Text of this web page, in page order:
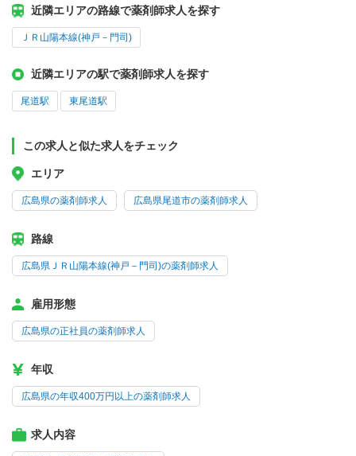
近隣エリアの路線で薬剤師求人を探す
ＪＲ山陽本線(神戸－門司)
近隣エリアの駅で薬剤師求人を探す
尾道駅 東尾道駅
この求人と似た求人をチェック
エリア
広島県の薬剤師求人 広島県尾道市の薬剤師求人
路線
広島県ＪＲ山陽本線(神戸－門司)の薬剤師求人
雇用形態
広島県の正社員の薬剤師求人
年収
広島県の年収400万円以上の薬剤師求人
求人内容